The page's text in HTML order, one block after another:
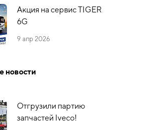
Акция на сервис TIGER
6G
9 апр 2026
новости
Отгрузили партию
запчастей Iveco!